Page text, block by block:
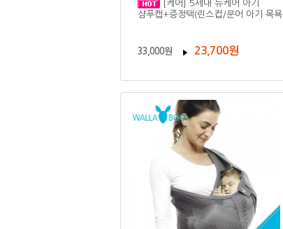
[케어] 5세대 뉴케어 아기
샴푸캡+증정택(린스컵/문어 아기 목욕
33,000원 23,700원